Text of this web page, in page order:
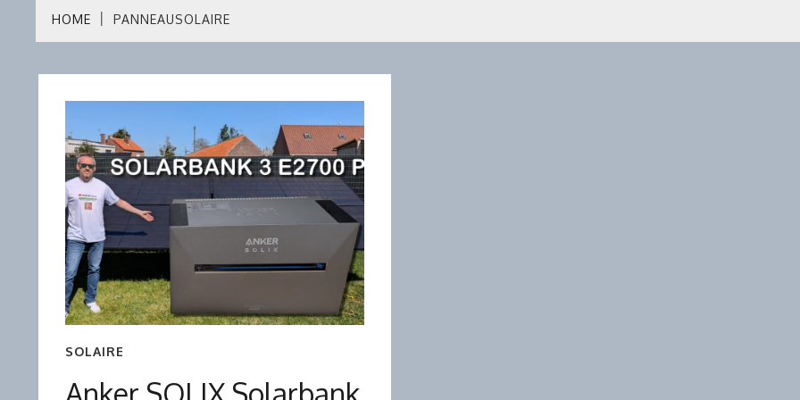
HOME PANNEAUSOLAIRE
SOLAIRE